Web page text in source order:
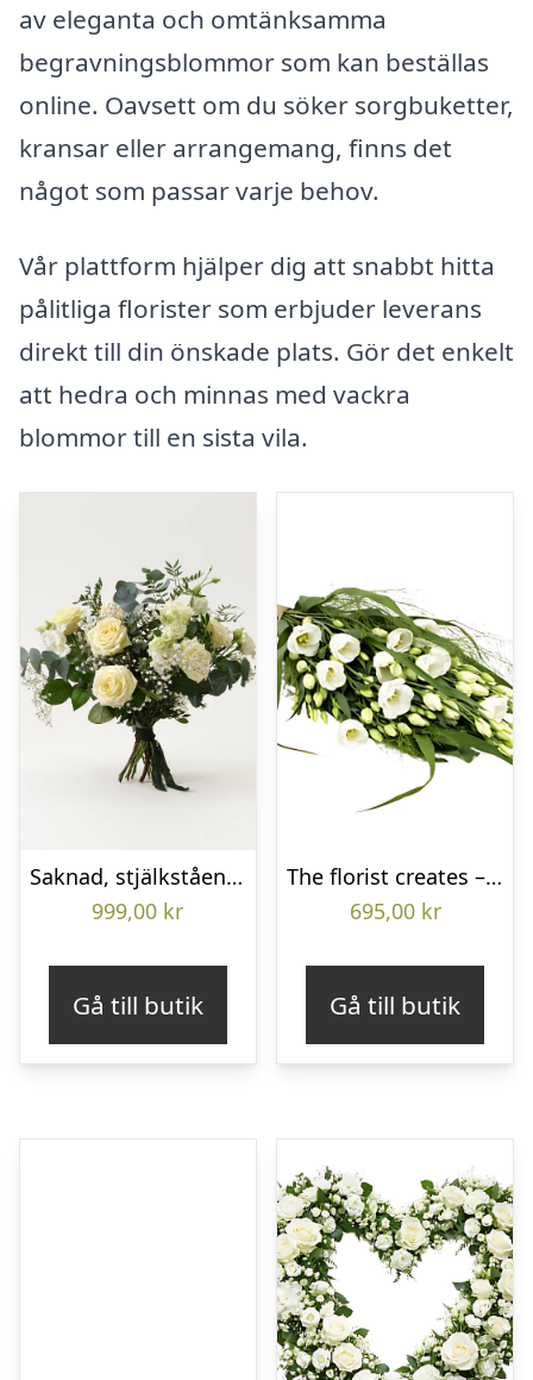
av eleganta och omtänksamma
begravningsblommor som kan beställas
online. Oavsett om du söker sorgbuketter,
kransar eller arrangemang, finns det
något som passar varje behov.
Vår plattform hjälper dig att snabbt hitta
pålitliga florister som erbjuder leverans
direkt till din önskade plats. Gör det enkelt
att hedra och minnas med vackra
blommor till en sista vila.
Saknad, stjälkstående bukett
999,00 kr
Gå till butik
The florist creates – Funeral bouquet
695,00 kr
Gå till butik